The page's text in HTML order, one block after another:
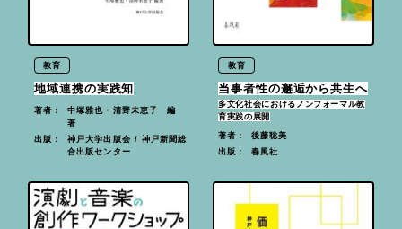
教育
地域連携の実践知
著者： 中塚雅也・清野未恵子 編
著
出版： 神戸大学出版会 / 神戸新聞総
合出版センター
教育
当事者性の邂逅から共生へ
多文化社会におけるノンフォーマル教
育実践の展開
著者： 後藤聡美
出版： 春風社